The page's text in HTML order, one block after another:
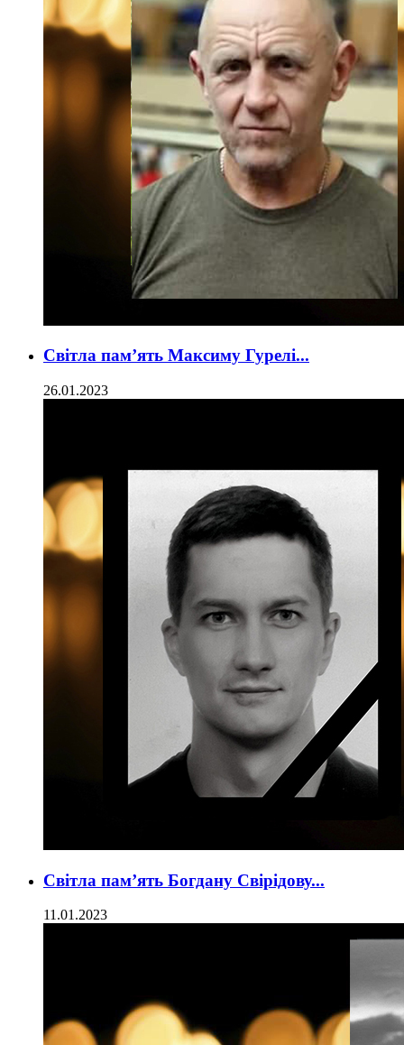
Світла пам’ять Максиму Гурелі...
26.01.2023
Світла пам’ять Богдану Свірідову...
11.01.2023